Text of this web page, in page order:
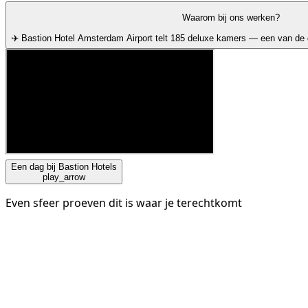
Waarom bij ons werken?
✈️ Bastion Hotel Amsterdam Airport telt 185 deluxe kamers — een van de
Een dag bij Bastion Hotels
play_arrow
Even sfeer proeven dit is waar je terechtkomt